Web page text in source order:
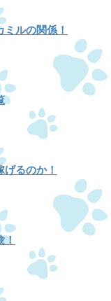
ルの関係！
るのか！